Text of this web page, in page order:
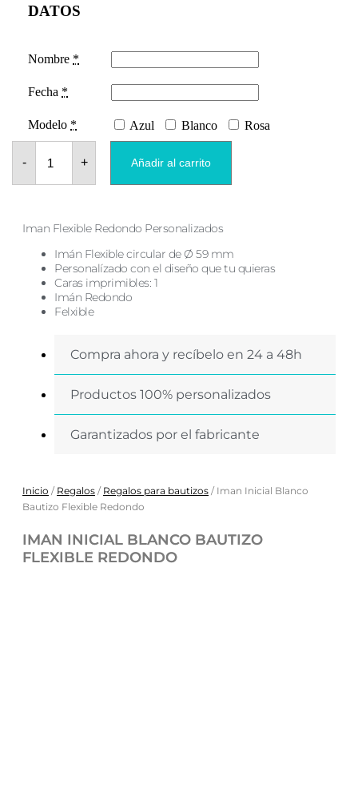
DATOS
Nombre *
Fecha *
Modelo * Azul Blanco Rosa
-
Iman
Inicial
Blanco
Bautizo
cantidad
+ Añadir al carrito
Iman Flexible Redondo Personalizados
Imán Flexible circular de Ø 59 mm
Personalízado con el diseño que tu quieras
Caras imprimibles: 1
Imán Redondo
Felxible
Compra ahora y recíbelo en 24 a 48h
Productos 100% personalizados
Garantizados por el fabricante
Inicio / Regalos / Regalos para bautizos / Iman Inicial Blanco
Bautizo Flexible Redondo
IMAN INICIAL BLANCO BAUTIZO
FLEXIBLE REDONDO